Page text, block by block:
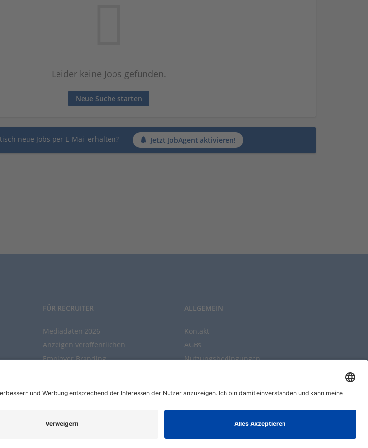
Leider keine Jobs gefunden.
Neue Suche starten
neue Jobs per E-Mail erhalten? Jetzt JobAgent aktivieren!
FÜR RECRUITER
Mediadaten 2026
Anzeigen veröffentlichen
Employer Branding
ALLGEMEIN
Kontakt
AGBs
Nutzungsbedingungen